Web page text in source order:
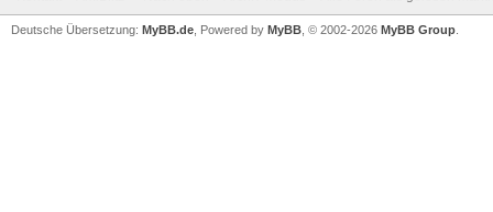
Deutsche Übersetzung: MyBB.de , Powered by MyBB , © 2002-2026 MyBB Group